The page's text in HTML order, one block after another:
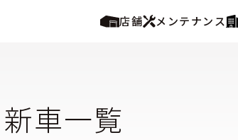
店舗 メンテナンス
新車一覧